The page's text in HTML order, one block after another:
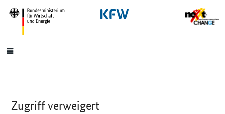
SrOnlyNavigation
Hauptmenü
Zugriff verweigert